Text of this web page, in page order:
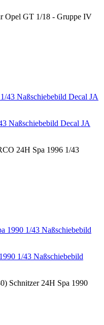
Opel GT 1/18 - Gruppe IV
Naßschiebebild Decal JA
24H Spa 1996 1/43
1/43 Naßschiebebild
Schnitzer 24H Spa 1990